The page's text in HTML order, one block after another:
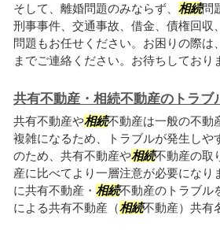
そして、離婚問題のみならず、 相続問
刑事事件、交通事故、借金、債権回収
問題もお任せください。お困りの際は
までご連絡ください。お待ちしており
共有不動産・相続不動産のトラブ
共有不動産や相続不動産は一般の不動
複雑になるため、トラブルが発生しや
のため、共有不動産や相続不動産の取
産に比べてより一層注意が必要になり
に共有不動産・ 相続不動産のトラブル
による共有不動産（相続不動産）共有